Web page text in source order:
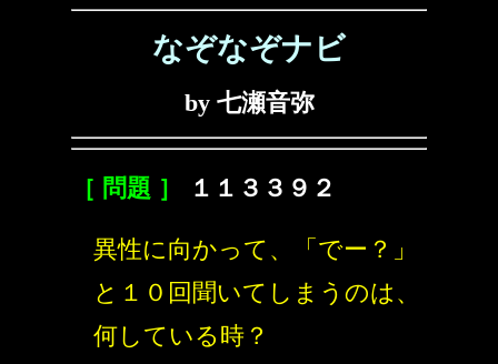
なぞなぞナビ
by 七瀬音弥
［ 問題 ］ １１３３９２
異性に向かって、「でー？」
と１０回聞いてしまうのは、
何している時？